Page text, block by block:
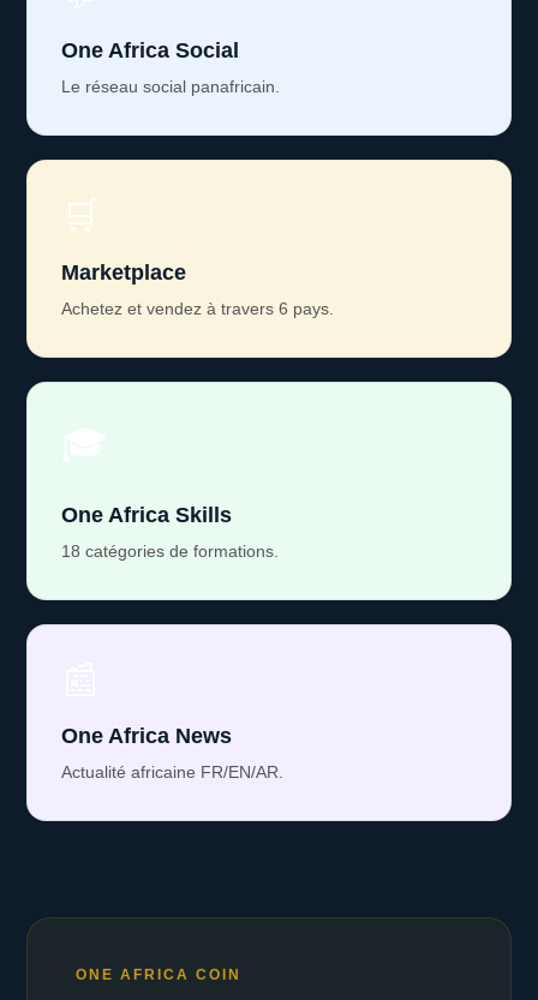
One Africa Social
Le réseau social panafricain.
🛒
Marketplace
Achetez et vendez à travers 6 pays.
One Africa Skills
18 catégories de formations.
One Africa News
Actualité africaine FR/EN/AR.
ONE AFRICA COIN